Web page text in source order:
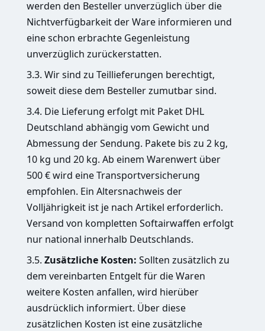
werden den Besteller unverzüglich über die
Nichtverfügbarkeit der Ware informieren und
eine schon erbrachte Gegenleistung
unverzüglich zurückerstatten.
3.3. Wir sind zu Teillieferungen berechtigt,
soweit diese dem Besteller zumutbar sind.
3.4. Die Lieferung erfolgt mit Paket DHL
Deutschland abhängig vom Gewicht und
Abmessung der Sendung. Pakete bis zu 2 kg,
10 kg und 20 kg. Ab einem Warenwert über
500 € wird eine Transportversicherung
empfohlen. Ein Altersnachweis der
Volljährigkeit ist je nach Artikel erforderlich.
Versand von kompletten Softairwaffen erfolgt
nur national innerhalb Deutschlands.
3.5.Zusätzliche Kosten: Sollten zusätzlich zu
dem vereinbarten Entgelt für die Waren
weitere Kosten anfallen, wird hierüber
ausdrücklich informiert. Über diese
zusätzlichen Kosten ist eine zusätzliche